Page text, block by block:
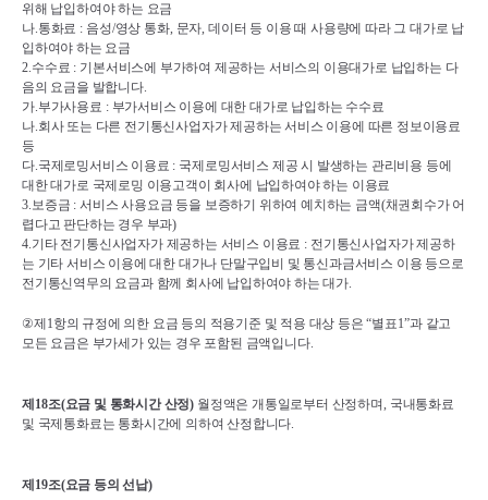
위해 납입하여야 하는 요금
나.통화료 : 음성/영상 통화, 문자, 데이터 등 이용 때 사용량에 따라 그 대가로 납
입하여야 하는 요금
2.수수료 : 기본서비스에 부가하여 제공하는 서비스의 이용대가로 납입하는 다
음의 요금을 발합니다.
가.부가사용료 : 부가서비스 이용에 대한 대가로 납입하는 수수료
나.회사 또는 다른 전기통신사업자가 제공하는 서비스 이용에 따른 정보이용료
등
다.국제로밍서비스 이용료 : 국제로밍서비스 제공 시 발생하는 관리비용 등에
대한 대가로 국제로밍 이용고객이 회사에 납입하여야 하는 이용료
3.보증금 : 서비스 사용요금 등을 보증하기 위하여 예치하는 금액(채권회수가 어
렵다고 판단하는 경우 부과)
4.기타 전기통신사업자가 제공하는 서비스 이용료 : 전기통신사업자가 제공하
는 기타 서비스 이용에 대한 대가나 단말구입비 및 통신과금서비스 이용 등으로
전기통신역무의 요금과 함께 회사에 납입하여야 하는 대가.
②제 1항의 규정에 의한 요금 등의 적용기준 및 적용 대상 등은 “별표1”과 같고
모든 요금은 부가세가 있는 경우 포함된 금액입니다.
제 18조(요금 및 통화시간 산정) 월정액은 개통일로부터 산정하며, 국내통화료
및 국제통화료는 통화시간에 의하여 산정합니다.
제 19조(요금 등의 선납)